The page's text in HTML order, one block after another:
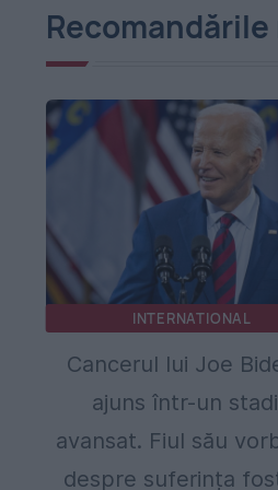
INTERNATIONAL
Cancerul lui Joe
ajuns într-un
avansat. Fiul său
despre suferința